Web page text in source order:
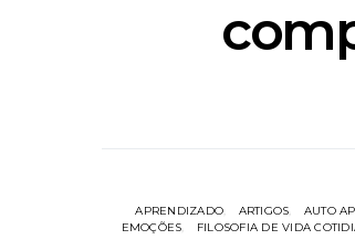
APRENDIZADO ARTIGOS AUTO
EMOÇÕES
FILOSOFIA DE VIDA